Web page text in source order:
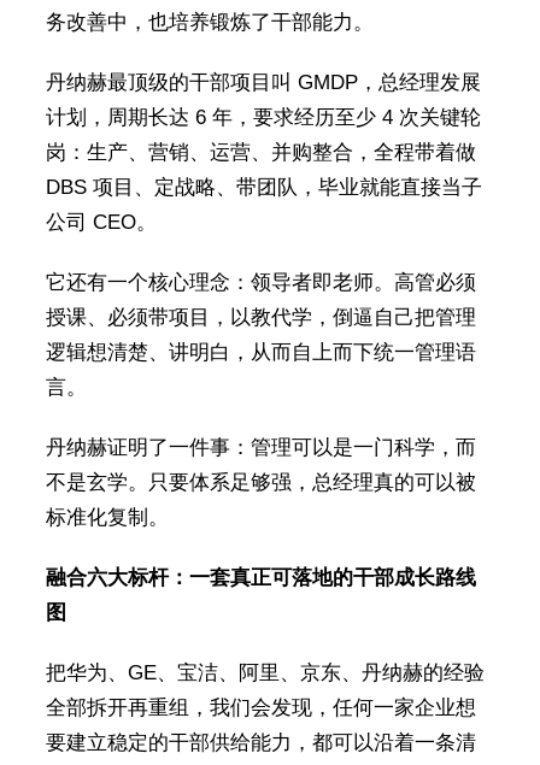
务改善中，也培养锻炼了干部能力。
丹纳赫最顶级的干部项目叫 GMDP，总经理发展
计划，周期长达 6 年，要求经历至少 4 次关键轮
岗：生产、营销、运营、并购整合，全程带着做
DBS 项目、定战略、带团队，毕业就能直接当子
公司 CEO。
它还有一个核心理念：领导者即老师。高管必须
授课、必须带项目，以教代学，倒逼自己把管理
逻辑想清楚、讲明白，从而自上而下统一管理语
言。
丹纳赫证明了一件事：管理可以是一门科学，而
不是玄学。只要体系足够强，总经理真的可以被
标准化复制。
融合六大标杆：一套真正可落地的干部成长路线
图
把华为、GE、宝洁、阿里、京东、丹纳赫的经验
全部拆开再重组，我们会发现，任何一家企业想
要建立稳定的干部供给能力，都可以沿着一条清